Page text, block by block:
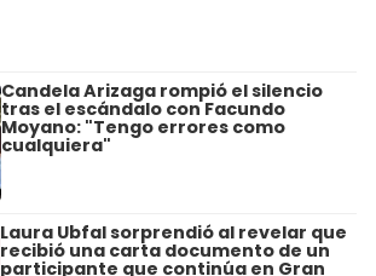
Candela Arizaga rompió el silencio
tras el escándalo con Facundo
Moyano: "Tengo errores como
cualquiera"
Laura Ubfal sorprendió al revelar que
recibió una carta documento de un
participante que continúa en Gran